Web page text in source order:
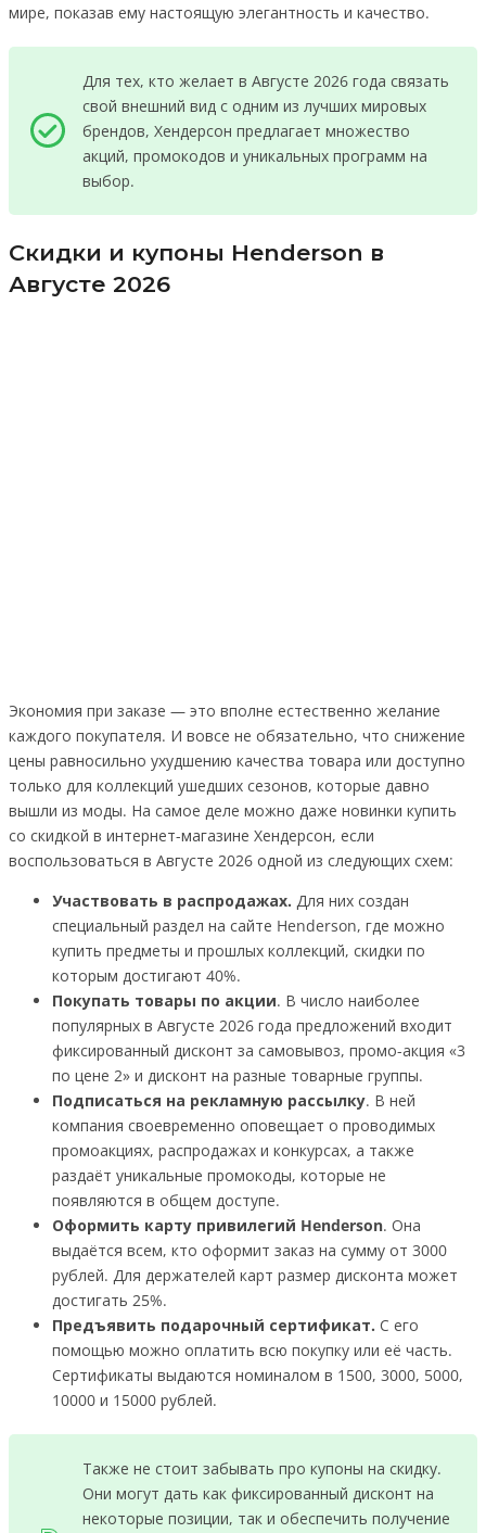
мире, показав ему настоящую элегантность и качество.
Для тех, кто желает в Августе 2026 года связать
свой внешний вид с одним из лучших мировых
брендов, Хендерсон предлагает множество
акций, промокодов и уникальных программ на
выбор.
Скидки и купоны Henderson в
Августе 2026
Экономия при заказе — это вполне естественно желание
каждого покупателя. И вовсе не обязательно, что снижение
цены равносильно ухудшению качества товара или доступно
только для коллекций ушедших сезонов, которые давно
вышли из моды. На самое деле можно даже новинки купить
со скидкой в интернет-магазине Хендерсон, если
воспользоваться в Августе 2026 одной из следующих схем:
Участвовать в распродажах. Для них создан
специальный раздел на сайте Henderson, где можно
купить предметы и прошлых коллекций, скидки по
которым достигают 40%.
Покупать товары по акции. В число наиболее
популярных в Августе 2026 года предложений входит
фиксированный дисконт за самовывоз, промо-акция «3
по цене 2» и дисконт на разные товарные группы.
Подписаться на рекламную рассылку. В ней
компания своевременно оповещает о проводимых
промоакциях, распродажах и конкурсах, а также
раздаёт уникальные промокоды, которые не
появляются в общем доступе.
Оформить карту привилегий Henderson. Она
выдаётся всем, кто оформит заказ на сумму от 3000
рублей. Для держателей карт размер дисконта может
достигать 25%.
Предъявить подарочный сертификат. С его
помощью можно оплатить всю покупку или её часть.
Сертификаты выдаются номиналом в 1500, 3000, 5000,
10000 и 15000 рублей.
Также не стоит забывать про купоны на скидку.
Они могут дать как фиксированный дисконт на
некоторые позиции, так и обеспечить получение